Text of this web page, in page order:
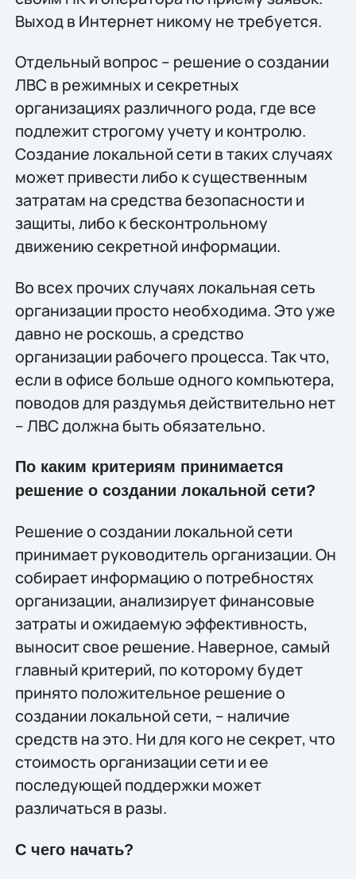
Выход в Интернет никому не требуется.
Отдельный вопрос – решение о создании
ЛВС в режимных и секретных
организациях различного рода, где все
подлежит строгому учету и контролю.
Создание локальной сети в таких случаях
может привести либо к существенным
затратам на средства безопасности и
защиты, либо к бесконтрольному
движению секретной информации.
Во всех прочих случаях локальная сеть
организации просто необходима. Это уже
давно не роскошь, а средство
организации рабочего процесса. Так что,
если в офисе больше одного компьютера,
поводов для раздумья действительно нет
– ЛВС должна быть обязательно.
По каким критериям принимается
решение о создании локальной сети?
Решение о создании локальной сети
принимает руководитель организации. Он
собирает информацию о потребностях
организации, анализирует финансовые
затраты и ожидаемую эффективность,
выносит свое решение. Наверное, самый
главный критерий, по которому будет
принято положительное решение о
создании локальной сети, – наличие
средств на это. Ни для кого не секрет, что
стоимость организации сети и ее
последующей поддержки может
различаться в разы.
С чего начать?